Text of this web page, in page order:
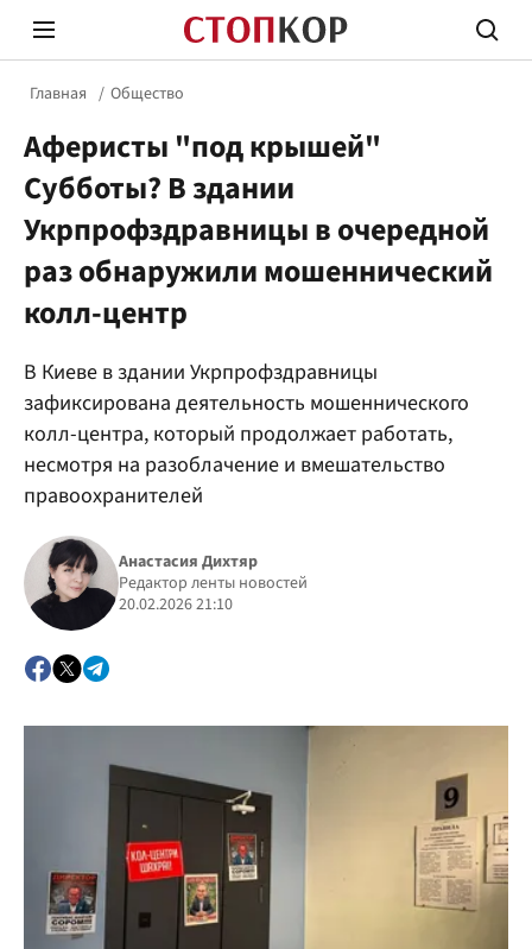
Стоп Политической Коррупции
Политика
Главная Общество
Аферисты "под крышей"
Субботы? В здании
Укрпрофздравницы в очередной
раз обнаружили мошеннический
колл-центр
В Киеве в здании Укрпрофздравницы
зафиксирована деятельность мошеннического
колл-центра, который продолжает работать,
несмотря на разоблачение и вмешательство
правоохранителей
Анастасия Дихтяр
Редактор ленты новостей
20.02.2026 21:10